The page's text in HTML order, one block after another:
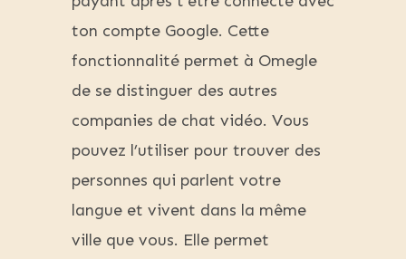
ton compte Google. Cette
fonctionnalité permet à Omegle
de se distinguer des autres
companies de chat vidéo. Vous
pouvez l’utiliser pour trouver des
personnes qui parlent votre
langue et vivent dans la même
ville que vous. Elle permet